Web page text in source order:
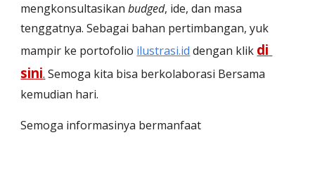
mengkonsultasikan budged, ide, dan masa
tenggatnya. Sebagai bahan pertimbangan, yuk
mampir ke portofolio ilustrasi.id dengan klik di
sini. Semoga kita bisa berkolaborasi Bersama
kemudian hari.
Semoga informasinya bermanfaat